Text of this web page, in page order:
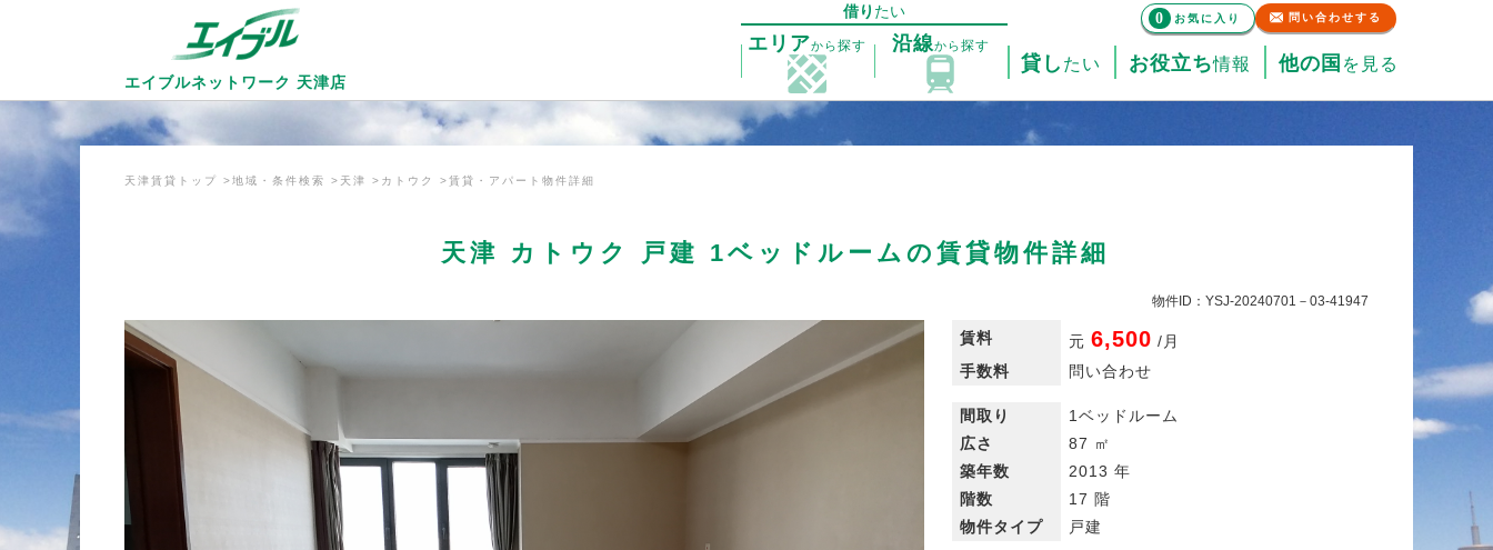
エイブルネットワーク 天津店
借り たい
エリアから探す 沿線から探す
貸し たい お役立ち情報 他の国 を見る
0 お気に入り 問い合わせする
天津賃貸トップ 地域・条件検索 天津 カトウク 賃貸・アパート物件詳細
天津 カトウク 戸建 1ベッドルームの賃貸物件詳細
物件ID：YSJ-20240701－03-41947
賃料 元 6,500 / 月
手数料
問い合わせ
間取り
1ベッドルーム
広さ
87 ㎡
築年数
2013 年
階数
17 階
物件タイプ
戸建